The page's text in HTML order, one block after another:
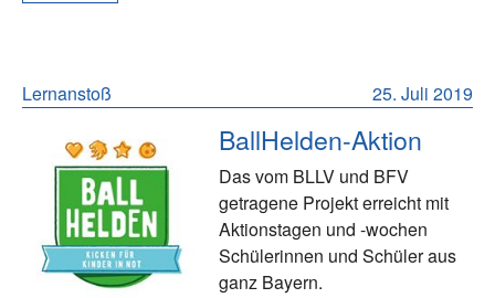
25. Juli 2019
Lernanstoß
BallHelden-Aktion
Das vom BLLV und BFV
getragene Projekt erreicht mit
Aktionstagen und -wochen
Schülerinnen und Schüler aus
ganz Bayern.